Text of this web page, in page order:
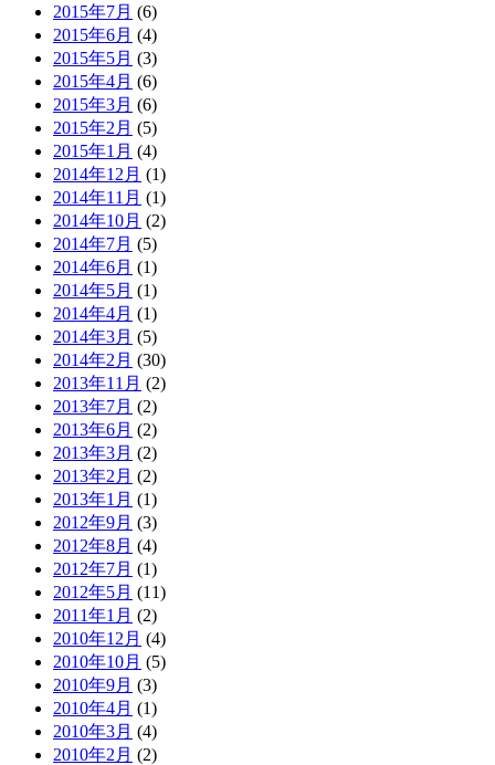
2015年7月 (6)
2015年6月 (4)
2015年5月 (3)
2015年4月 (6)
2015年3月 (6)
2015年2月 (5)
2015年1月 (4)
2014年12月 (1)
2014年11月 (1)
2014年10月 (2)
2014年7月 (5)
2014年6月 (1)
2014年5月 (1)
2014年4月 (1)
2014年3月 (5)
2014年2月 (30)
2013年11月 (2)
2013年7月 (2)
2013年6月 (2)
2013年3月 (2)
2013年2月 (2)
2013年1月 (1)
2012年9月 (3)
2012年8月 (4)
2012年7月 (1)
2012年5月 (11)
2011年1月 (2)
2010年12月 (4)
2010年10月 (5)
2010年9月 (3)
2010年4月 (1)
2010年3月 (4)
2010年2月 (2)